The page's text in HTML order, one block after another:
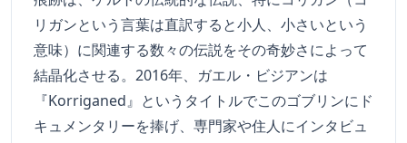
リガンという言葉は直訳すると小人、小さいという
意味）に関連する数々の伝説をその奇妙さによって
結晶化させる。2016年、ガエル・ビジアンは
『Korriganed』というタイトルでこのゴブリンにド
キュメンタリーを捧げ、専門家や住人にインタビュ